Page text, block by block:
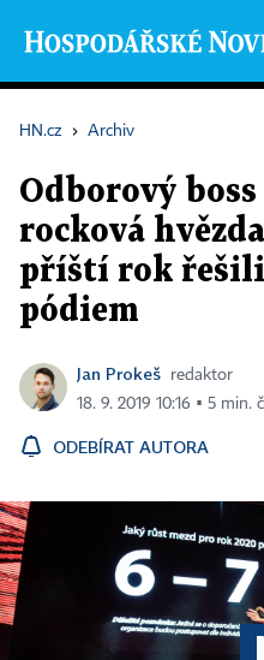
HN.cz › Archiv
Odborový
rocková
příští rok
pódiem
Jan Prokeš
redaktor
18. 9. 2019 10:16 ▪ 5 min.
ODEBÍRAT AUTORA